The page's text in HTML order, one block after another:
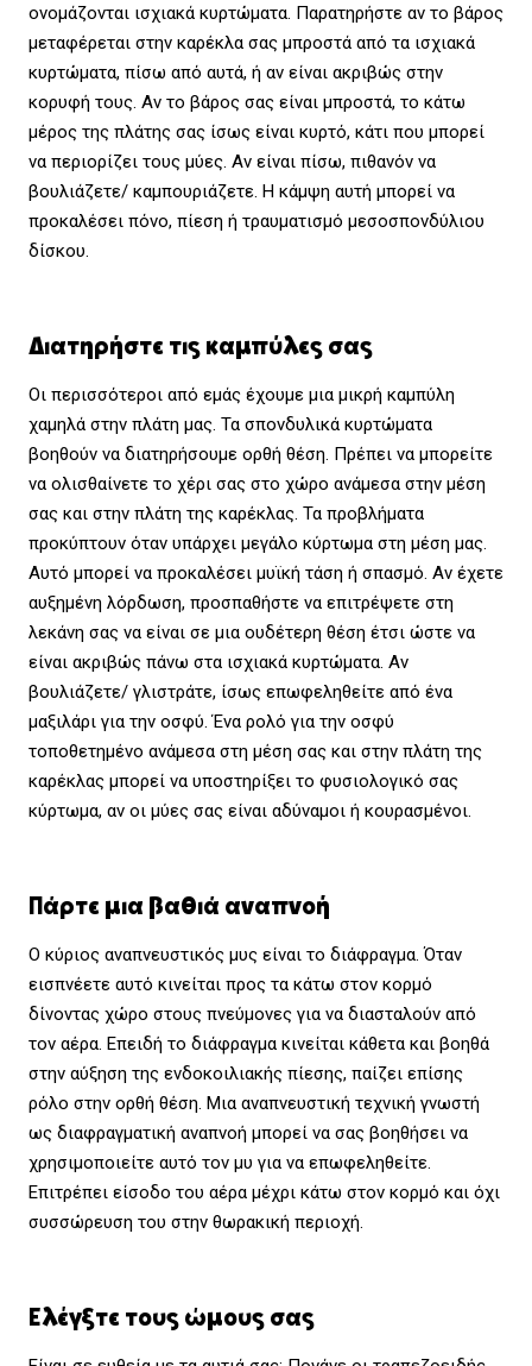
ονομάζονται ισχιακά κυρτώματα. Παρατηρήστε αν το βάρος
μεταφέρεται στην καρέκλα σας μπροστά από τα ισχιακά
κυρτώματα, πίσω από αυτά, ή αν είναι ακριβώς στην
κορυφή τους. Αν το βάρος σας είναι μπροστά, το κάτω
μέρος της πλάτης σας ίσως είναι κυρτό, κάτι που μπορεί
να περιορίζει τους μύες. Αν είναι πίσω, πιθανόν να
βουλιάζετε/ καμπουριάζετε. Η κάμψη αυτή μπορεί να
προκαλέσει πόνο, πίεση ή τραυματισμό μεσοσπονδύλιου
δίσκου.
Διατηρήστε τις καμπύλες σας
Οι περισσότεροι από εμάς έχουμε μια μικρή καμπύλη
χαμηλά στην πλάτη μας. Τα σπονδυλικά κυρτώματα
βοηθούν να διατηρήσουμε ορθή θέση. Πρέπει να μπορείτε
να ολισθαίνετε το χέρι σας στο χώρο ανάμεσα στην μέση
σας και στην πλάτη της καρέκλας. Τα προβλήματα
προκύπτουν όταν υπάρχει μεγάλο κύρτωμα στη μέση μας.
Αυτό μπορεί να προκαλέσει μυϊκή τάση ή σπασμό. Αν έχετε
αυξημένη λόρδωση, προσπαθήστε να επιτρέψετε στη
λεκάνη σας να είναι σε μια ουδέτερη θέση έτσι ώστε να
είναι ακριβώς πάνω στα ισχιακά κυρτώματα. Αν
βουλιάζετε/ γλιστράτε, ίσως επωφεληθείτε από ένα
μαξιλάρι για την οσφύ. Ένα ρολό για την οσφύ
τοποθετημένο ανάμεσα στη μέση σας και στην πλάτη της
καρέκλας μπορεί να υποστηρίξει το φυσιολογικό σας
κύρτωμα, αν οι μύες σας είναι αδύναμοι ή κουρασμένοι.
Πάρτε μια βαθιά αναπνοή
Ο κύριος αναπνευστικός μυς είναι το διάφραγμα. Όταν
εισπνέετε αυτό κινείται προς τα κάτω στον κορμό
δίνοντας χώρο στους πνεύμονες για να διασταλούν από
τον αέρα. Επειδή το διάφραγμα κινείται κάθετα και βοηθά
στην αύξηση της ενδοκοιλιακής πίεσης, παίζει επίσης
ρόλο στην ορθή θέση. Μια αναπνευστική τεχνική γνωστή
ως διαφραγματική αναπνοή μπορεί να σας βοηθήσει να
χρησιμοποιείτε αυτό τον μυ για να επωφεληθείτε.
Επιτρέπει είσοδο του αέρα μέχρι κάτω στον κορμό και όχι
συσσώρευση του στην θωρακική περιοχή.
Ελέγξτε τους ώμους σας